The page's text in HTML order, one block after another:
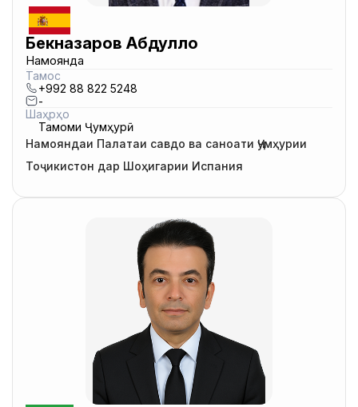
Бекназаров Абдулло
Намоянда
Тамос
+992 88 822 5248
-
Шаҳрҳо
Тамоми Ҷумҳурӣ
Намояндаи Палатаи савдо ва саноати Ҷумҳурии
Тоҷикистон дар Шоҳигарии Испания